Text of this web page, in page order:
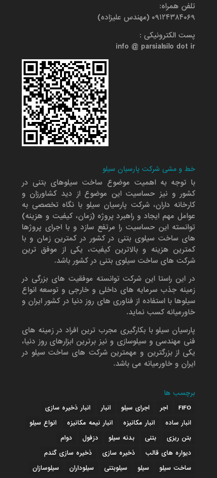
تلفن همراه:
۰۹۱۲۴۳۸۴۰۶۹ (مهندس علیزاده)
پست الکترونیکی :
info @ parsialsilo dot ir
خط و مشی شرکت پارسیان سیلو
با توجه به اهمیت موضوع ساخت سیلوهای بتنی در
کشور و نیز حساسیت این موضوع از دید کشاورزان و
کارخانه داران، شرکت پارسیان سیلو با نگاه تخصصی به
عوامل مهم ایجاد و راهبرد پروژه (زمان، کیفیت و هزینه)
توانسته این حساسیت را مرتفع سازد و با اجرای پروژها
های ساخت سیلوی بتنی در کشور در کمترین زمان و با
کمترین هزینه و بالاترین کیفیت، یکی از موفق ترین
شرکت های ساخت سیلوی بتنی در کشور باشد.
در این راستا این شرکت توانسته موفقیت های بزرگی در
زمینه جذب سرمایه های داخلی و خارجی و توسعه انواع
سیلوها با استفاده از فناوری های روز دنیا در کشور ایران و
خاورمیانه کسب نماید.
پارسیان سیلو با بکارگیری مجرب ترین افراد در زمینه های
فنی مهندسی و سیلوسازی و نیز برترین ابزارهای روز دنیا،
یکی از بزرگترین و مهمترین شرکت های ساخت سیلو در
ایران و خاورمیانه می باشد.
برچسب ها
FIFO اجر اجرای سیلو انبار
انبار ذخیره سازی
انبار ساده
انبار مکانیزه انبار نیمه مکانیزه
انواع سیلو
بتن ریزی
بتنی بدنه سیلو دزفول
دوام
دیواره های قالب
ذخیره سازی
ذخیره سازی گندم
ساخت سیلو
سیلو سیلوبتنی سیلوداران سیلوسازان